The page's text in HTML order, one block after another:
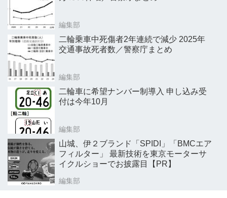
編集部
二輪乗車中死傷者2年連続で減少 2025年
交通事故死者数／警察庁まとめ
編集部
二輪車に希望ナンバー制導入 申し込み受
付は今年10月
編集部
山城、伊２ブランド「SPIDI」「BMCエア
フィルター」 最新技術を東京モーターサ
イクルショーでお披露目【PR】
編集部